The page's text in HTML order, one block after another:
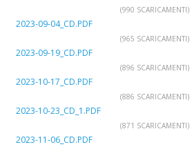
(990 SCARICAMENTI)
2023-09-04_CD.PDF
(965 SCARICAMENTI)
2023-09-19_CD.PDF
(896 SCARICAMENTI)
2023-10-17_CD.PDF
(886 SCARICAMENTI)
2023-10-23_CD_1.PDF
(871 SCARICAMENTI)
2023-11-06_CD.PDF